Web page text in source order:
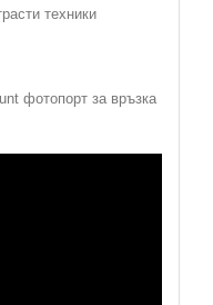
техники
фотопорт за връзка